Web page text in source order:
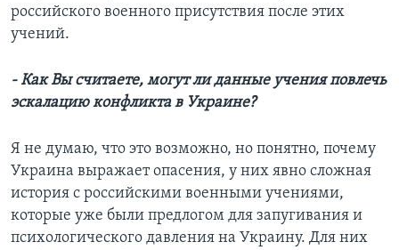
российского военного присутствия после этих
учений.
- Как Вы считаете, могут ли данные учения повлечь
эскалацию конфликта в Украине?
Я не думаю, что это возможно, но понятно, почему
Украина выражает опасения, у них явно сложная
история с российскими военными учениями,
которые уже были предлогом для запугивания и
психологического давления на Украину. Для них